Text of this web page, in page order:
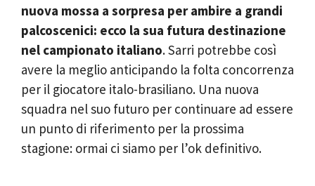
nuova mossa a sorpresa per ambire a grandi
palcoscenici: ecco la sua futura destinazione
nel campionato italiano. Sarri potrebbe così
avere la meglio anticipando la folta concorrenza
per il giocatore italo-brasiliano. Una nuova
squadra nel suo futuro per continuare ad essere
un punto di riferimento per la prossima
stagione: ormai ci siamo per l’ok definitivo.